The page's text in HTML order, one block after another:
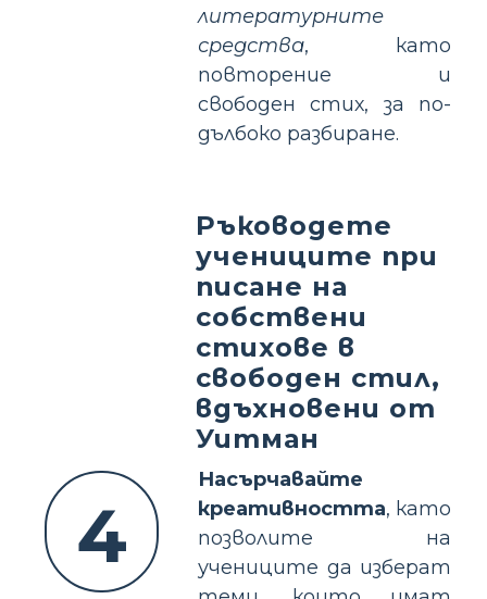
литературните
средства, като
повторение и
свободен стих, за по-
дълбоко разбиране.
4
Ръководете
учениците при
писане на
собствени
стихове в
свободен стил,
вдъхновени от
Уитман
Насърчавайте
креативността, като
позволите на
учениците да изберат